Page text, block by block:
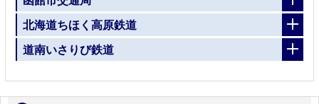
北海道ちほく高原鉄道
道南いさりび鉄道